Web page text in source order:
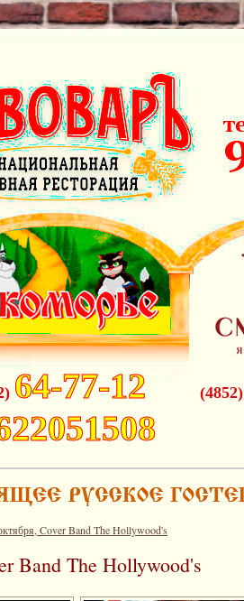
64-77-12
(4852)
Cover Band The Hollywood's
Band The Hollywood's